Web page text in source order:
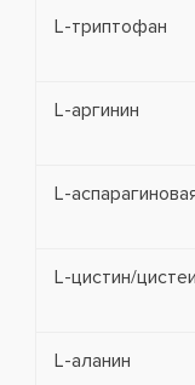
L-триптофан
L-аргинин
L-
L-цистин/
L-аланин